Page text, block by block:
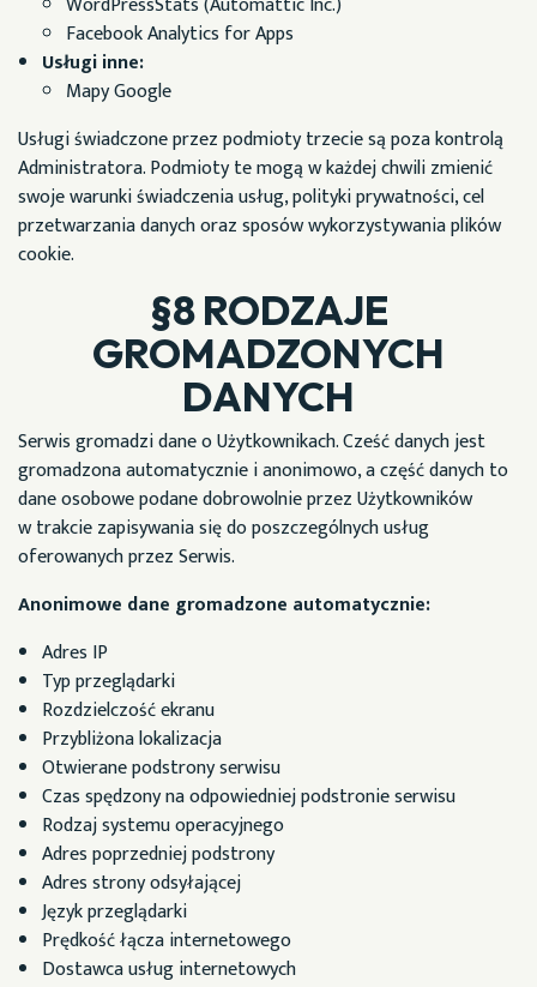
Facebook Analytics for Apps
Usługi inne:
Mapy Google
Usługi świadczone przez podmioty trzecie są poza kontrolą
Administratora. Podmioty te mogą w każdej chwili zmienić
swoje warunki świadczenia usług, polityki prywatności, cel
przetwarzania danych oraz sposów wykorzystywania plików
cookie.
§8 RODZAJE
GROMADZONYCH
DANYCH
Serwis gromadzi dane o Użytkownikach. Cześć danych jest
gromadzona automatycznie i anonimowo, a część danych to
dane osobowe podane dobrowolnie przez Użytkowników
w trakcie zapisywania się do poszczególnych usług
oferowanych przez Serwis.
Anonimowe dane gromadzone automatycznie:
Adres IP
Typ przeglądarki
Rozdzielczość ekranu
Przybliżona lokalizacja
Otwierane podstrony serwisu
Czas spędzony na odpowiedniej podstronie serwisu
Rodzaj systemu operacyjnego
Adres poprzedniej podstrony
Adres strony odsyłającej
Język przeglądarki
Prędkość łącza internetowego
Dostawca usług internetowych